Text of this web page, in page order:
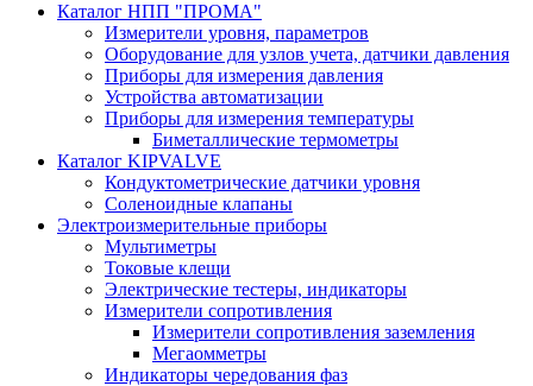
Каталог НПП "ПРОМА"
Измерители уровня, параметров
Оборудование для узлов учета, датчики давления
Приборы для измерения давления
Устройства автоматизации
Приборы для измерения температуры
Биметаллические термометры
Каталог KIPVALVE
Кондуктометрические датчики уровня
Соленоидные клапаны
Электроизмерительные приборы
Мультиметры
Токовые клещи
Электрические тестеры, индикаторы
Измерители сопротивления
Измерители сопротивления заземления
Мегаомметры
Индикаторы чередования фаз